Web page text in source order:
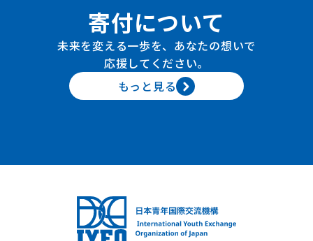
寄付について
未来を変える一歩を、あなたの想いで
応援してください。
もっと見る